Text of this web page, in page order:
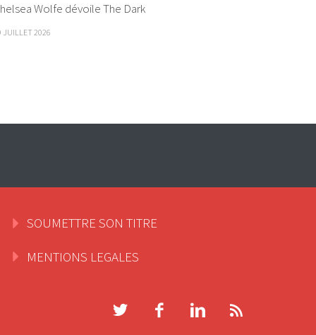
Wolfe dévoile The Dark
JUILLET 2026
SOUMETTRE SON TITRE
MENTIONS LEGALES